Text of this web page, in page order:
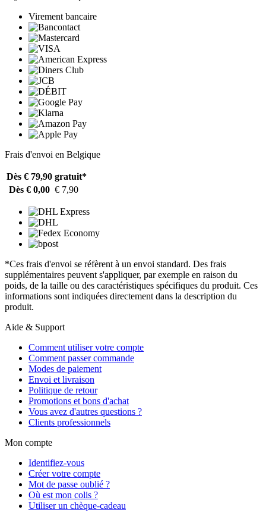
Virement bancaire
Frais d'envoi en Belgique
Dès € 79,90 gratuit*
Dès € 0,00 € 7,90
*Ces frais d'envoi se réfèrent à un envoi standard. Des frais
supplémentaires peuvent s'appliquer, par exemple en raison du
poids, de la taille ou des caractéristiques spécifiques du produit. Ces
informations sont indiquées directement dans la description du
produit.
Aide & Support
Comment utiliser votre compte
Comment passer commande
Modes de paiement
Envoi et livraison
Politique de retour
Promotions et bons d'achat
Vous avez d'autres questions ?
Clients professionnels
Mon compte
Identifiez-vous
Créer votre compte
Mot de passe oublié ?
Où est mon colis ?
Utiliser un chèque-cadeau